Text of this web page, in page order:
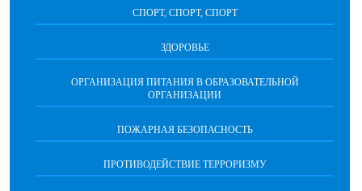
СПОРТ, СПОРТ, СПОРТ
ЗДОРОВЬЕ
ОРГАНИЗАЦИЯ ПИТАНИЯ В ОБРАЗОВАТЕЛЬНОЙ
ОРГАНИЗАЦИИ
ПОЖАРНАЯ БЕЗОПАСНОСТЬ
ПРОТИВОДЕЙСТВИЕ ТЕРРОРИЗМУ